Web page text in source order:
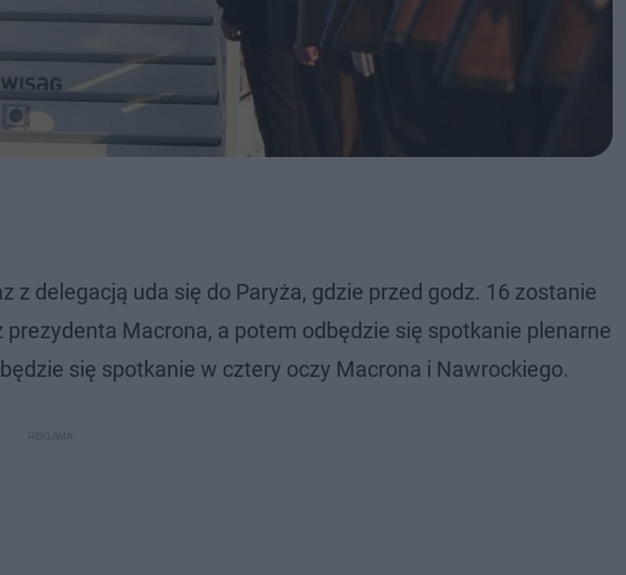
delegacją uda się do Paryża, gdzie przed godz. 16 zostanie
Macrona, a potem odbędzie się spotkanie plenarne
się spotkanie w cztery oczy Macrona i Nawrockiego.